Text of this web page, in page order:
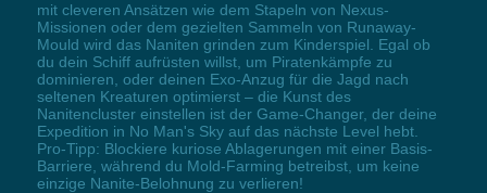
mit cleveren Ansätzen wie dem Stapeln von Nexus-
Missionen oder dem gezielten Sammeln von Runaway-
Mould wird das Naniten grinden zum Kinderspiel. Egal ob
du dein Schiff aufrüsten willst, um Piratenkämpfe zu
dominieren, oder deinen Exo-Anzug für die Jagd nach
seltenen Kreaturen optimierst – die Kunst des
Nanitencluster einstellen ist der Game-Changer, der deine
Expedition in No Man's Sky auf das nächste Level hebt.
Pro-Tipp: Blockiere kuriose Ablagerungen mit einer Basis-
Barriere, während du Mold-Farming betreibst, um keine
einzige Nanite-Belohnung zu verlieren!